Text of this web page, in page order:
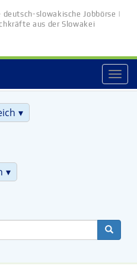
deutsch-slowakische Jobbörse |
aus der Slowakei